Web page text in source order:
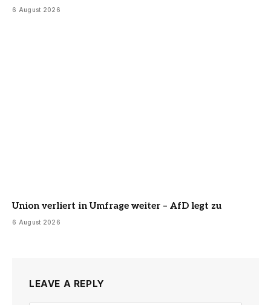
6 August 2026
Union verliert in Umfrage weiter – AfD legt zu
6 August 2026
LEAVE A REPLY